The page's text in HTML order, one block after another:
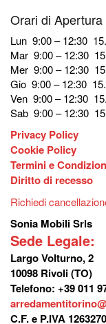
Orari di Apertura
Lun 9:00 – 12:30
Mar 9:00 – 12:30
Mer 9:00 – 12:30
Gio 9:00 – 12:30
Ven 9:00 – 12:30
Sab 9:00 – 12:30
Privacy Policy
Cookie Policy
Termini e
Diritto di recesso
Richiedi
Sonia Mobili Srls
Sede Legale:
Largo Volturno, 2
10098 Rivoli (TO)
Telefono: +39 011
C.F. e P.IVA